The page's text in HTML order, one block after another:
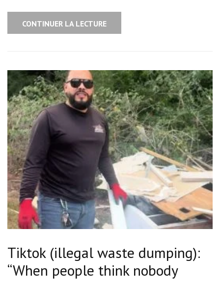
CONTINUER LA LECTURE
Tiktok (illegal waste dumping):
“When people think nobody